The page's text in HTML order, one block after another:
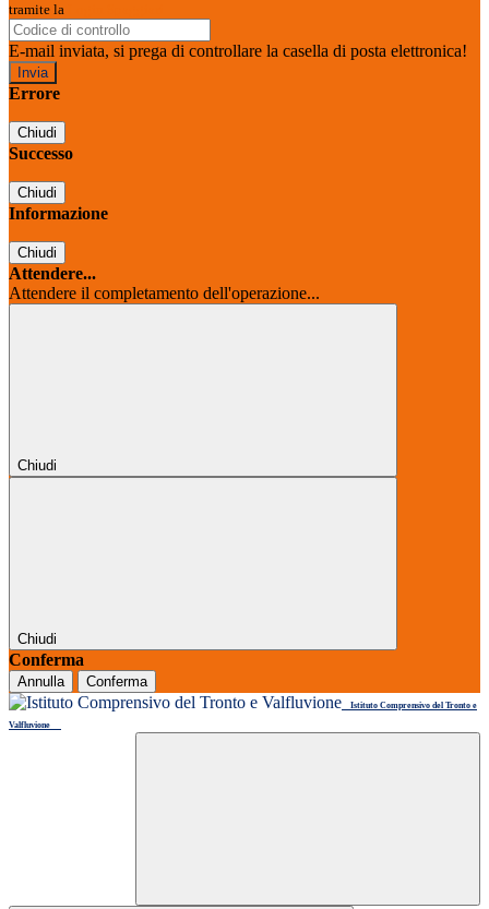
tramite la
E-mail inviata, si prega di controllare la casella di posta elettronica!
Errore
Chiudi
Successo
Chiudi
Informazione
Chiudi
Attendere...
Attendere il completamento dell'operazione...
Chiudi
Chiudi
Conferma
Annulla Conferma
Istituto Comprensivo del Tronto e
Valfluvione